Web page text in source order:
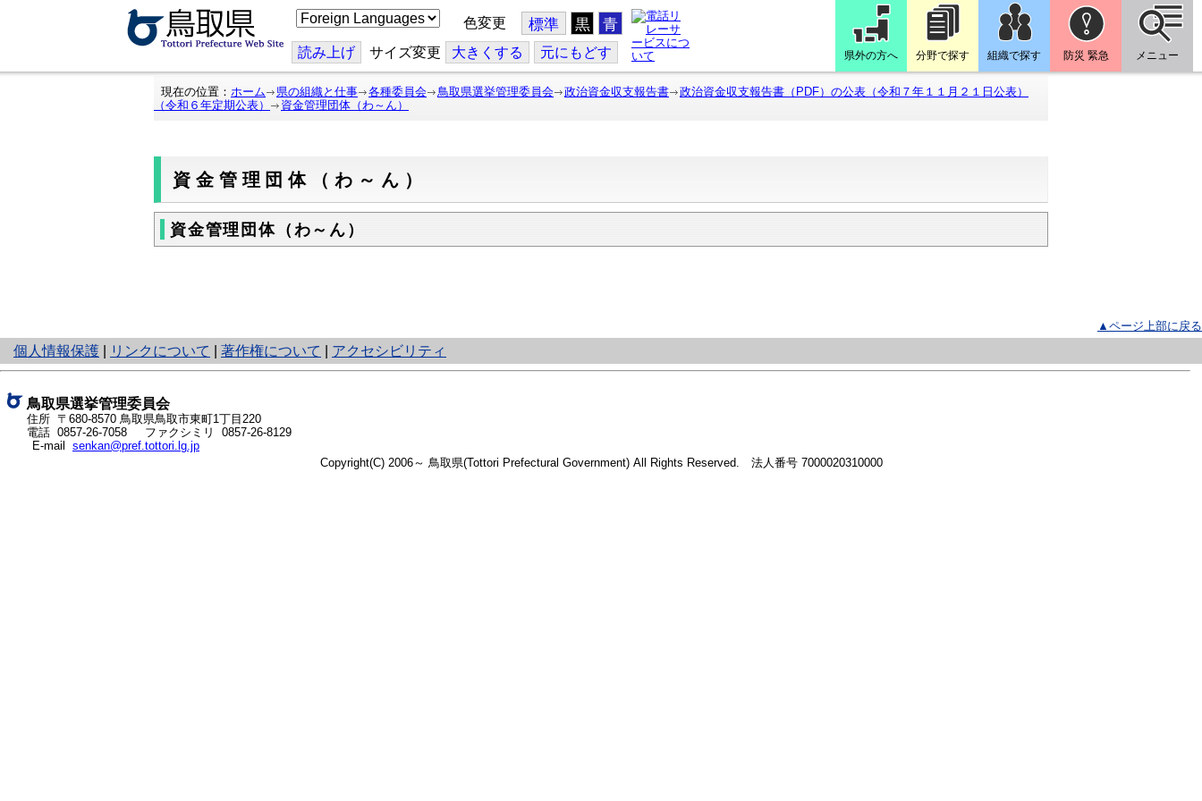
こ
の
ジ
を
翻
訳
色変更 標準 黒 青
読み上げ サイズ変更 大きくする 元にもどす 県外の方へ 分野で探す 組織で探す 防災 緊急 メニュー
現在の位置： ホーム 県の組織と仕事 各種委員会 鳥取県選挙管理委員会 政治資金収支報告書
政治資金収支報告書（PDF）の公表（令和７年１１月２１日公表）
（令和６年定期公表）
資金管理団体（わ～ん）
資金管理団体（わ～ん）
資金管理団体（わ～ん）
▲ページ上部に戻る
個人情報保護
と
り
ッ
ト
へ
の
リンクについて 著作権について アクセシビリティ
鳥取県選挙管理委員会
住所 〒680-8570 鳥取県鳥取市東町1丁目220
電話 0857-26-7058
ファクシミリ 0857-26-8129
E-mail senkan@pref.tottori.lg.jp
Copyright(C) 2006～ 鳥取県(Tottori Prefectural Government) All Rights Reserved. 法人番号 7000020310000